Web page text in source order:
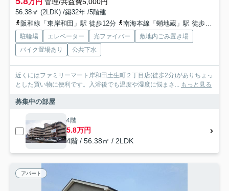
56.38㎡ (2LDK) /築32年 /5階建
阪和線「東岸和田」駅 徒歩12分
南海本線「蛸地蔵」駅 徒歩15分
駐輪場 エレベーター 光ファイバー
敷地内ごみ置き場
バイク置場あり
公共下水
近くにはファミリーマート岸和田土生町２丁目店(徒歩2分)がありちょっ
とした買い物に便利です。入浴後でも温度や湿度に悩まさ... もっと見る
募集中の部屋
4階
5.8万円
4階 / 56.38㎡ / 2LDK
アパート